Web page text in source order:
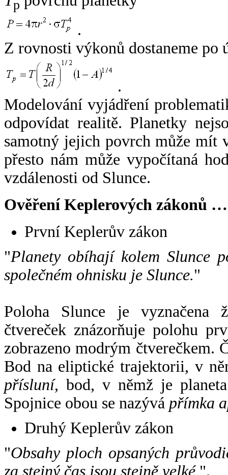
p
.
Z rovnosti výkonů dostaneme po
.
Modelování vyjádření
odpovídat realitě. Planetky
samotný jejich povrch může mít
přesto nám může vypočítaná
vzdálenosti od Slunce.
Ověření Keplerových zákonů …
První Keplerův zákon
"Planety obíhají kolem Slunce
společném ohnisku je Slunce."
Poloha Slunce je vyznačena
čtvereček znázorňuje polohu
zobrazeno modrým čtverečkem.
Bod na eliptické trajektorii, v
přísluní, bod, v němž je
Spojnice obou se nazývá přímka
Druhý Keplerův zákon
"Obsahy ploch opsaných
za stejný čas jsou stejně velké.".